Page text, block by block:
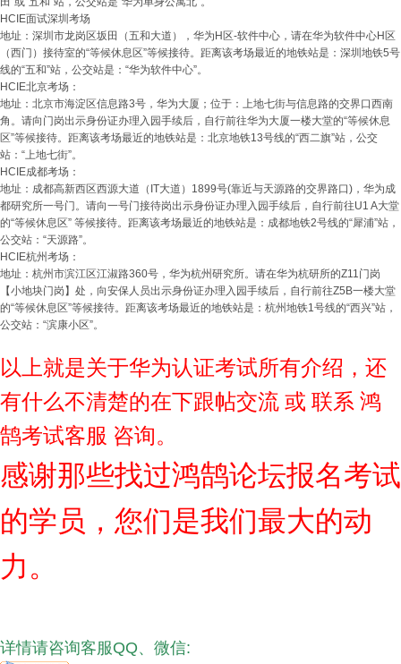
HCIE面试深圳考场
地址：深圳市龙岗区坂田（五和大道），华为H区-软件中心，请在华为软件中心H区
（西门）接待室的“等候休息区”等候接待。距离该考场最近的地铁站是：深圳地铁5号
线的“五和”站，公交站是：“华为软件中心”。
HCIE北京考场：
地址：北京市海淀区信息路3号，华为大厦；位于：上地七街与信息路的交界口西南
角。请向门岗出示身份证办理入园手续后，自行前往华为大厦一楼大堂的“等候休息
区”等候接待。距离该考场最近的地铁站是：北京地铁13号线的“西二旗”站，公交
站：“上地七街”。
HCIE成都考场：
地址：成都高新西区西源大道（IT大道）1899号(靠近与天源路的交界路口)，华为成
都研究所一号门。请向一号门接待岗出示身份证办理入园手续后，自行前往U1 A大堂
的“等候休息区” 等候接待。距离该考场最近的地铁站是：成都地铁2号线的“犀浦”站，
公交站：“天源路”。
HCIE杭州考场：
地址：杭州市滨江区江淑路360号，华为杭州研究所。请在华为杭研所的Z11门岗
【小地块门岗】处，向安保人员出示身份证办理入园手续后，自行前往Z5B一楼大堂
的“等候休息区”等候接待。距离该考场最近的地铁站是：杭州地铁1号线的“西兴”站，
公交站：“滨康小区”。
以上就是关于华为认证考试所有介绍，还
有什么不清楚的在下跟帖交流 或 联系 鸿
鹄考试客服 咨询。
感谢那些找过鸿鹄论坛报名考试
的学员，您们是我们最大的动
力。
详情请咨询客服QQ、微信: